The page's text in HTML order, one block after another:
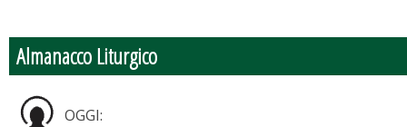
Almanacco Liturgico
OGGI: